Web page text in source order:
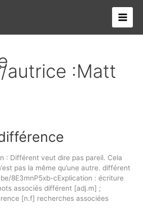
autrice :Matt
: Différent veut dire pas pareil. Cela
pas la même qu’une autre. différent
8E3mnP5xb-cExplication : écriture
associés différent [adj.m] ;
[n.f] recherches associées